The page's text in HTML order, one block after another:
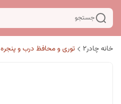
جستجو
خانه چادر۲ توری و محافظ درب و پنجره